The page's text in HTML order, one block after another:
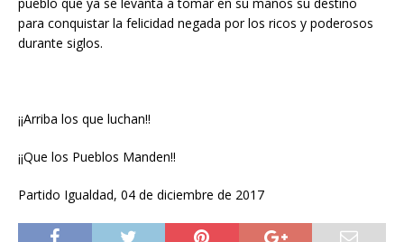
para conquistar la felicidad negada por los ricos y poderosos
durante siglos.
¡¡Arriba los que luchan!!
¡¡Que los Pueblos Manden!!
Partido Igualdad, 04 de diciembre de 2017